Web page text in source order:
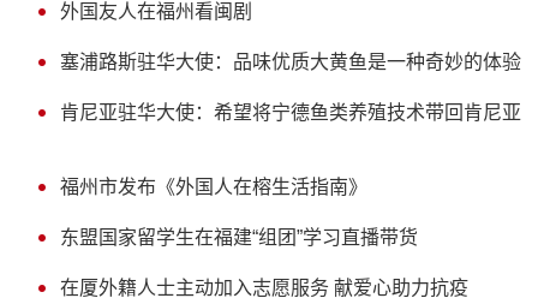
外国友人在福州看闽剧
塞浦路斯驻华大使：品味优质大黄鱼是一种奇妙的体验
肯尼亚驻华大使：希望将宁德鱼类养殖技术带回肯尼亚
福州市发布《外国人在榕生活指南》
东盟国家留学生在福建“组团”学习直播带货
在厦外籍人士主动加入志愿服务 献爱心助力抗疫